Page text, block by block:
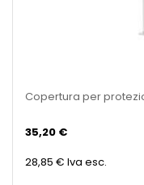
Copertura per
35,20 €
28,85 € Iva esc.